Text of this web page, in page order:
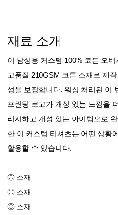
재료 소개
이 남성용 커스텀 100% 코튼 오
고품질 210GSM 코튼 소재로 제
성을 보장합니다. 워싱 처리된 이
프린팅 로고가 개성 있는 느낌을
리시하고 개성 있는 아이템으로
한 이 커스텀 티셔츠는 어떤 상황
활용할 수 있습니다.
◎ 소재
◎ 소재
◎ 소재